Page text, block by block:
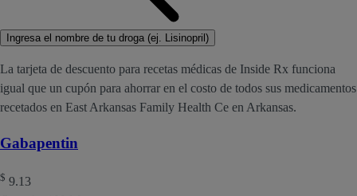
Ingresa el nombre de tu droga (ej. Lisinopril)
La tarjeta de descuento para recetas médicas de Inside Rx funciona
igual que un cupón para ahorrar en el costo de todos sus medicamentos
recetados en East Arkansas Family Health Ce en Arkansas.
Gabapentin
$ 9.13